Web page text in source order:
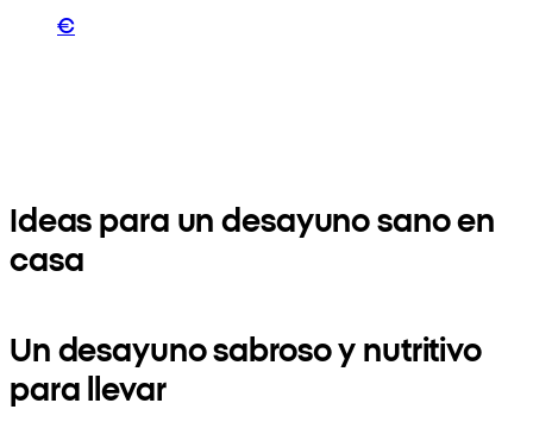
€
Ideas para un desayuno sano en
casa
Un desayuno sabroso y nutritivo
para llevar